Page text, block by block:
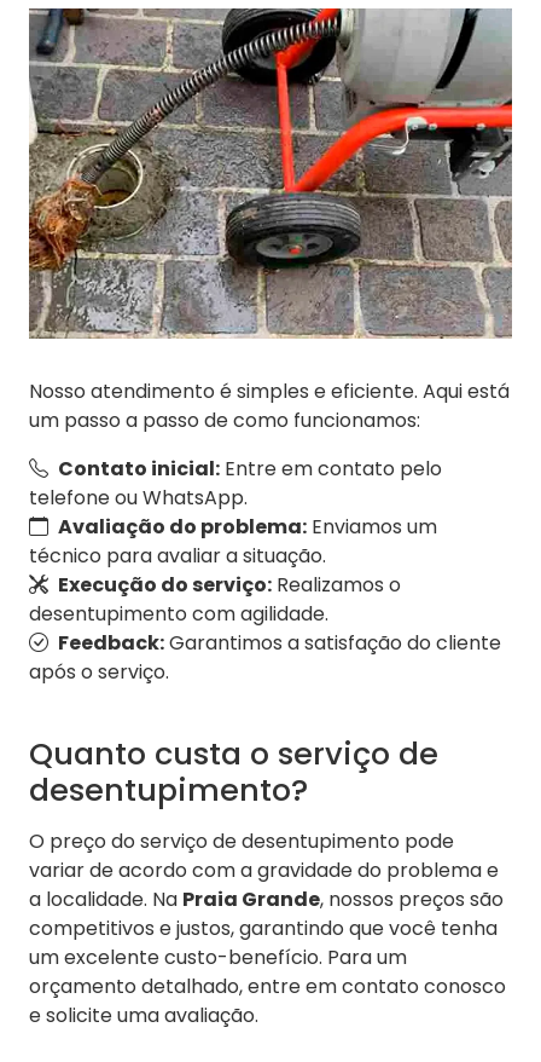
Nosso atendimento é simples e eficiente. Aqui está
um passo a passo de como funcionamos:
Contato inicial: Entre em contato pelo
telefone ou WhatsApp.
Avaliação do problema: Enviamos um
técnico para avaliar a situação.
Execução do serviço: Realizamos o
desentupimento com agilidade.
Feedback:Garantimos a satisfação do cliente
após o serviço.
Quanto custa o serviço de
desentupimento?
O preço do serviço de desentupimento pode
variar de acordo com a gravidade do problema e
a localidade. Na Praia Grande, nossos preços são
competitivos e justos, garantindo que você tenha
um excelente custo-benefício. Para um
orçamento detalhado, entre em contato conosco
e solicite uma avaliação.